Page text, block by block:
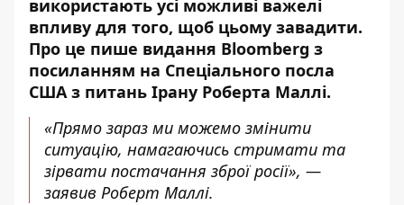
використають усі можливі важелі
впливу для того, щоб цьому завадити.
Про це пише видання Bloomberg з
посиланням на Спеціального посла
США з питань Ірану Роберта Маллі.
«Прямо зараз ми можемо змінити
ситуацію, намагаючись стримати та
зірвати постачання зброї росії», —
заявив Роберт Маллі.